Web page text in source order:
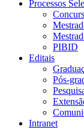
Processos
PIBID
Editais
Pós-
Intranet